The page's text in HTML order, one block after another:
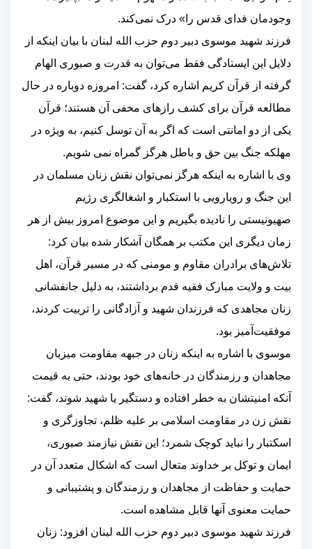
وجودمان فدای قدس را» درک نمی‌کند.
فرزند شهید موسوی دبیر دوم حزب الله لبنان با بیان اینکه از
دلایل این ایستادگی فقط می‌توان به قدرت و صبوری الهام
گرفته از قرآن کریم اشاره کرد، گفت: امروزه دوباره در حال
مطالعه قرآن برای کشف رازهای مخفی آن هستند؛ قرآن
یکی از دو امانتی است که اگر به آن توسل کنیم، به ویژه در
مهلکه جنگ بین حق و باطل هرگز گمراه نمی شویم.
وی با اشاره به اینکه هرگز نمی‌توان نقش زنان مسلمان در
این جنگ و رویارویی با استکبار و اشغالگری رژیم
صهیونیستی را نادیده بگیریم و این موضوع امروز بیش از هر
زمان دیگری این مکتب بر همگان آشکار شده بیان کرد:
تلاش‌های برادران مقاوم و مومنی که در مسیر قرآن، اهل
بیت و ولایت مبارک فقیه قدم برداشتند، به دلیل جانفشانی
زنان مجاهدی که فرزندان شهید و آزادگانی را تربیت کردند،
موفقیت‌آمیز بود.
موسوی با اشاره به اینکه زنان در جبهه مقاومت میزبان
مجاهدان و رزمندگان در خانه‌های خود بودند، حتی به قیمت
آنکه امنیتشان به خطر افتاده و دستگیر یا شهید شوند، گفت:
نقش زن در مقاومت اسلامی بر علیه ظلم، تجاوزگری و
اسکتبار را نباید کوچک شمرد؛ این نقش نیازمند صبوری،
ایمان و توکل بر خداوند متعال است که اشکال متعدد آن در
حمایت و حفاظت از مجاهدان و رزمندگان و پشتیبانی و
حمایت معنوی آنها قابل مشاهده است.
فرزند شهید موسوی دبیر دوم حزب الله لبنان افزود: زنان